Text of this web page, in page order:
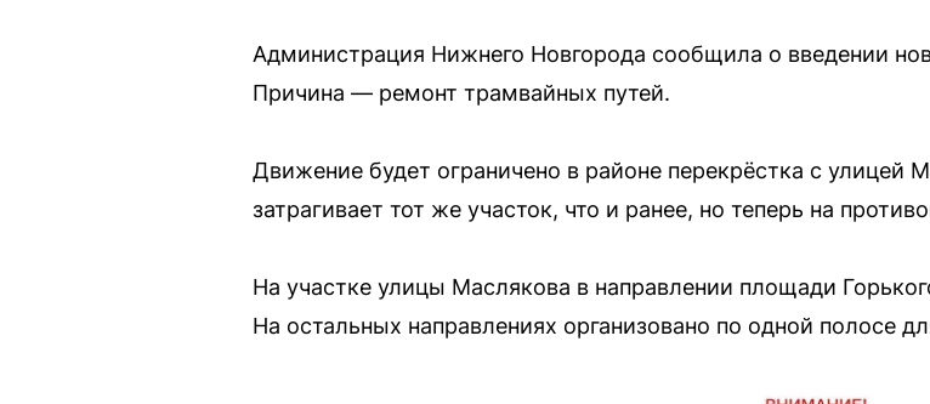
Администрация Нижнего Новгорода сообщила о введении
Причина — ремонт трамвайных путей.
Движение будет ограничено в районе перекрёстка с улицей
затрагивает тот же участок, что и ранее, но теперь на
На участке улицы Маслякова в направлении площади
На остальных направлениях организовано по одной полосе